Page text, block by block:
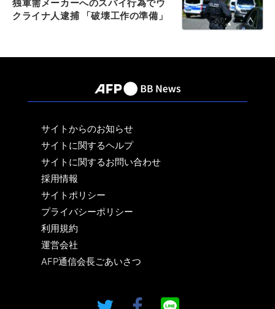
独軍需メーカーへのスパイ行為でウ
クライナ人逮捕 「破壊工作の準備」
サイトからのお知らせ
サイトに関するヘルプ
サイトに関するお問い合わせ
採用情報
サイトポリシー
プライバシーポリシー
利用規約
運営会社
AFP通信会長ごあいさつ